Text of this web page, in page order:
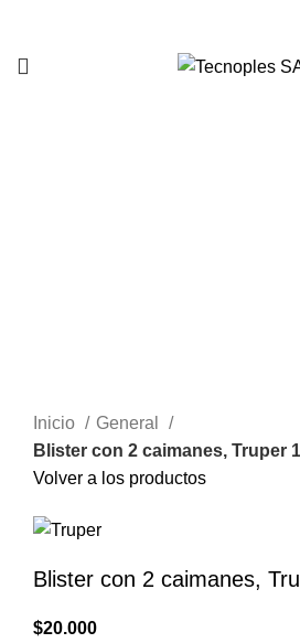
Inicio
General
Blister con 2 caimanes, Truper
Volver a los productos
Blister con 2 caimanes,
$20.000